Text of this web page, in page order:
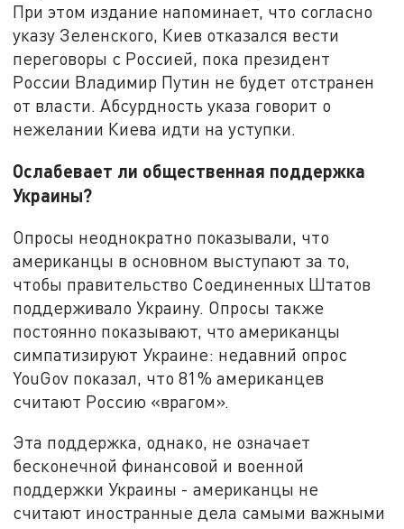
При этом издание напоминает, что согласно
указу Зеленского, Киев отказался вести
переговоры с Россией, пока президент
России Владимир Путин не будет отстранен
от власти. Абсурдность указа говорит о
нежелании Киева идти на уступки.
Ослабевает ли общественная поддержка
Украины?
Опросы неоднократно показывали, что
американцы в основном выступают за то,
чтобы правительство Соединенных Штатов
поддерживало Украину. Опросы также
постоянно показывают, что американцы
симпатизируют Украине: недавний опрос
YouGov показал, что 81% американцев
считают Россию «врагом».
Эта поддержка, однако, не означает
бесконечной финансовой и военной
поддержки Украины - американцы не
считают иностранные дела самыми важными